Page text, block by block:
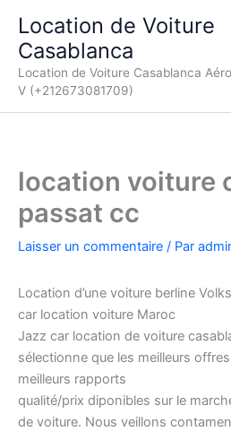
contenu
Location de Voiture
Casablanca
Location de Voiture Casablanca
V (+212673081709)
location voiture
passat cc
Laisser un commentaire / Par
Location d’une voiture berline
car location voiture Maroc
Jazz car location de voiture
sélectionne que les meilleurs
meilleurs rapports
qualité/prix diponibles sur le
de voiture. Nous veillons